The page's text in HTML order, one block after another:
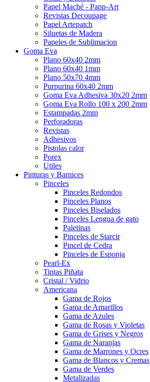
Papel Maché - Papp-Art
Revistas Decoupage
Papel Artepatch
Siluetas de Madera
Papeles de Sublimacion
Goma Eva
Plano 60x40 2mm
Plano 60x40 1mm
Plano 50x70 4mm
Purpurina 60x40 2mm
Goma Eva Adhesiva 30x20 2mm
Goma Eva Rollo 100 x 200 2mm
Estampadas 2mm
Perforadoras
Revistas
Adhesivos
Pistolas calor
Porex
Utiles
Pinturas y Barnices
Pinceles
Pinceles Redondos
Pinceles Planos
Pinceles Biselados
Pinceles Lengua de gato
Paletinas
Pinceles de Starcir
Pincel de Cedra
Pinceles de Esponja
Pearl-Ex
Tintas Piñata
Cristal / Vidrio
Americana
Gama de Rojos
Gama de Amarillos
Gama de Azules
Gama de Rosas y Violetas
Gama de Grises y Negros
Gama de Naranjas
Gama de Marrones y Ocres
Gama de Blancos y Cremas
Gama de Verdes
Metalizadas